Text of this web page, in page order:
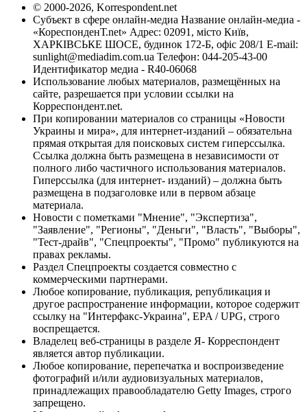
© 2000-2026, Korrespondent.net
Субъект в сфере онлайн-медиа Название онлайн-медиа -
«КореспонденТ.net» Адрес: 02091, місто Київ,
ХАРКІВСЬКЕ ШОСЕ, будинок 172-Б, офіс 208/1 E-mail:
sunlight@mediadim.com.ua Телефон: 044-205-43-00
Идентификатор медиа - R40-06068
Использование любых материалов, размещённых на
сайте, разрешается при условии ссылки на
Корреспондент.net.
При копировании материалов со страницы «Новости
Украины и мира», для интернет-изданий – обязательна
прямая открытая для поисковых систем гиперссылка.
Ссылка должна быть размещена в независимости от
полного либо частичного использования материалов.
Гиперссылка (для интернет- изданий) – должна быть
размещена в подзаголовке или в первом абзаце
материала.
Новости с пометками "Мнение", "Экспертиза",
"Заявление", "Регионы", "Деньги", "Власть", "Выборы",
"Тест-драйв", "Спецпроекты", "Промо" публикуются на
правах рекламы.
Раздел Спецпроекты создается совместно с
коммерческими партнерами.
Любое копирование, публикация, републикация и
другое распространение информации, которое содержит
ссылку на "Интерфакс-Украина", EPA / UPG, строго
воспрещается.
Владелец веб-страницы в разделе Я- Корреспондент
является автор публикации.
Любое копирование, перепечатка и воспроизведение
фотографий и/или аудиовизуальных материалов,
принадлежащих правообладателю Getty Images, строго
запрещено.